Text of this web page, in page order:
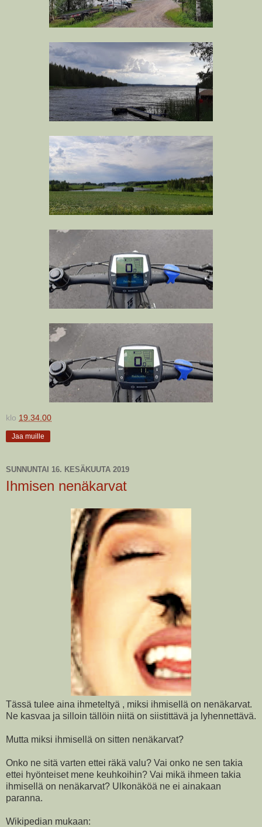
klo 19.34.00
Jaa muille
SUNNUNTAI 16. KESÄKUUTA 2019
Ihmisen nenäkarvat
Tässä tulee aina ihmeteltyä , miksi ihmisellä on nenäkarvat.
Ne kasvaa ja silloin tällöin niitä on siistittävä ja lyhennettävä.
Mutta miksi ihmisellä on sitten nenäkarvat?
Onko ne sitä varten ettei räkä valu? Vai onko ne sen takia
ettei hyönteiset mene keuhkoihin? Vai mikä ihmeen takia
ihmisellä on nenäkarvat? Ulkonäköä ne ei ainakaan
paranna.
Wikipedian mukaan: